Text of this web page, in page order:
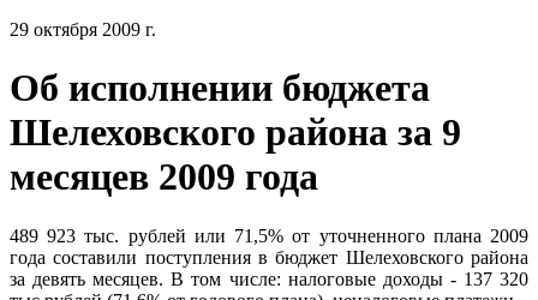
29 октября 2009 г.
Об исполнении бюджета
Шелеховского района за 9
месяцев 2009 года
489 923 тыс. рублей или 71,5% от уточненного плана 2009
года составили поступления в бюджет Шелеховского района
за девять месяцев. В том числе: налоговые доходы - 137 320